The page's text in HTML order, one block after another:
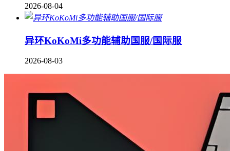
2026-08-04
异环KoKoMi多功能辅助国服/国际服
2026-08-03